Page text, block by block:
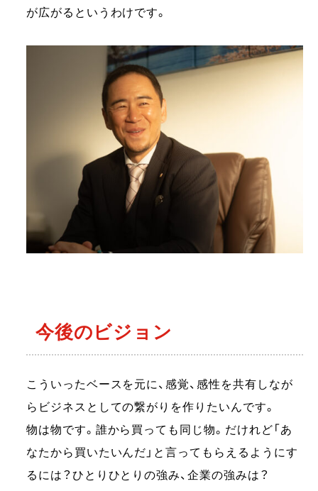
が広がるというわけです。
今後のビジョン
こういったベースを元に、感覚、感性を共有しなが
らビジネスとしての繋がりを作りたいんです。
物は物です。誰から買っても同じ物。だけれど「あ
なたから買いたいんだ」と言ってもらえるようにす
るには？ひとりひとりの強み、企業の強みは？